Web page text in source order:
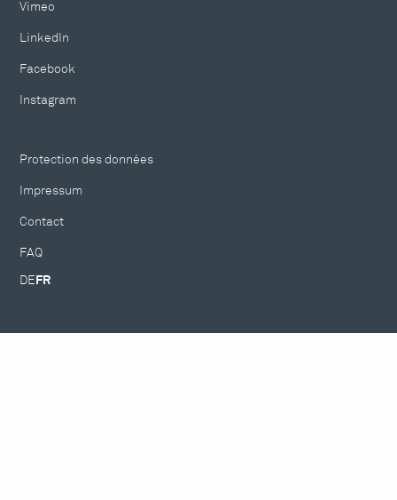
Vimeo
LinkedIn
Facebook
Instagram
Protection des données
Impressum
Contact
FAQ
DE FR